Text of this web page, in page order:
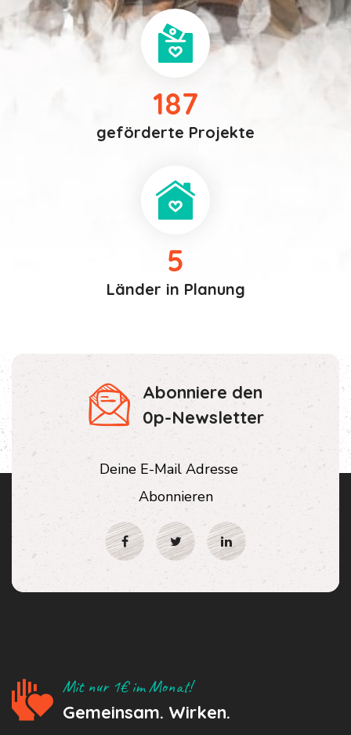
187
geförderte Projekte
5
Länder in Planung
Abonniere den
0p-Newsletter
Mit nur 1€ im Monat!
Gemeinsam. Wirken.